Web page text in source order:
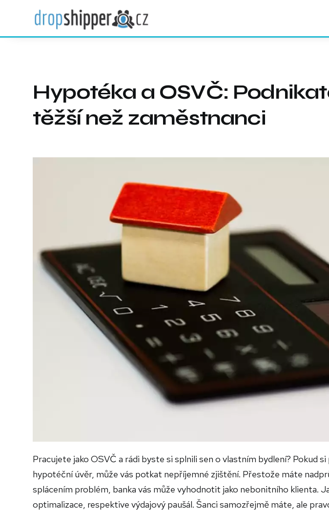
Hypotéka a OSVČ:
těžší než zaměstnanci
Pracujete jako OSVČ a rádi byste si splnili sen o vlastním bydlení? Pokud
hypotéční úvěr, může vás potkat nepříjemné zjištění. Přestože máte
splácením problém, banka vás může vyhodnotit jako nebonitního klienta.
optimalizace, respektive výdajový paušál. Šanci samozřejmě máte, ale